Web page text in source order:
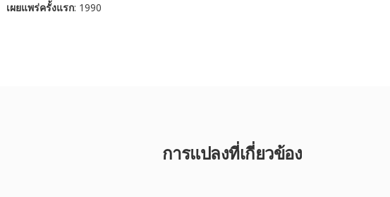
เผยแพร่ครั้งแรก: 1990
การแปลงที่เกี่ยวข้อง